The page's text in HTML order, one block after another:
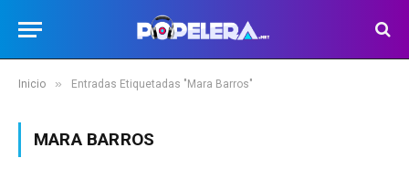
Inicio » Entradas Etiquetadas "Mara Barros"
MARA BARROS